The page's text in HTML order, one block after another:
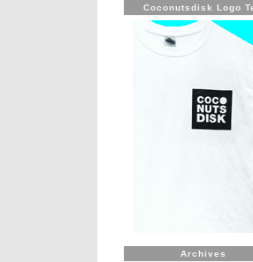
Coconutsdisk Logo
Archives